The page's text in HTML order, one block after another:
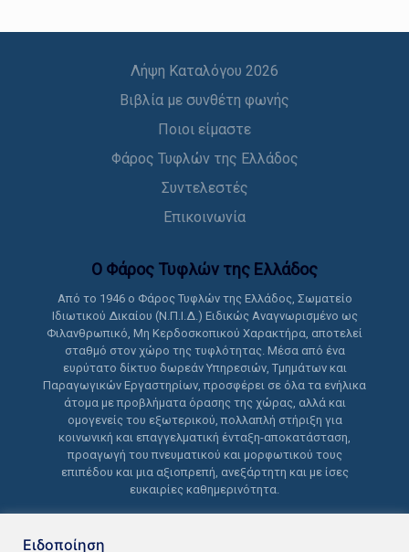
Λήψη Καταλόγου 2026
Βιβλία με συνθέτη φωνής
Ποιοι είμαστε
Φάρος Τυφλών της Ελλάδος
Συντελεστές
Επικοινωνία
Ο Φάρος Τυφλών της Ελλάδoς
Από το 1946 ο Φάρος Τυφλών της Ελλάδος, Σωματείο
Ιδιωτικού Δικαίου (Ν.Π.Ι.Δ.) Ειδικώς Αναγνωρισμένο ως
Φιλανθρωπικό, Μη Κερδοσκοπικού Χαρακτήρα, αποτελεί
σταθμό στον χώρο της τυφλότητας. Μέσα από ένα
ευρύτατο δίκτυο δωρεάν Υπηρεσιών, Τμημάτων και
Παραγωγικών Εργαστηρίων, προσφέρει σε όλα τα ενήλικα
άτομα με προβλήματα όρασης της χώρας, αλλά και
ομογενείς του εξωτερικού, πολλαπλή στήριξη για
κοινωνική και επαγγελματική ένταξη-αποκατάσταση,
προαγωγή του πνευματικού και μορφωτικού τους
επιπέδου και μια αξιοπρεπή, ανεξάρτητη και με ίσες
ευκαιρίες καθημερινότητα.
Ειδοποίηση